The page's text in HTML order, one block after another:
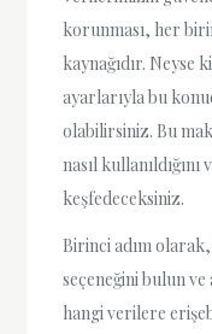
korunması, her
kaynağıdır. Neyse
ayarlarıyla bu
olabilirsiniz. Bu
nasıl
keşfedeceksiniz.
Birinci adım
seçeneğini bulun
hangi verilere